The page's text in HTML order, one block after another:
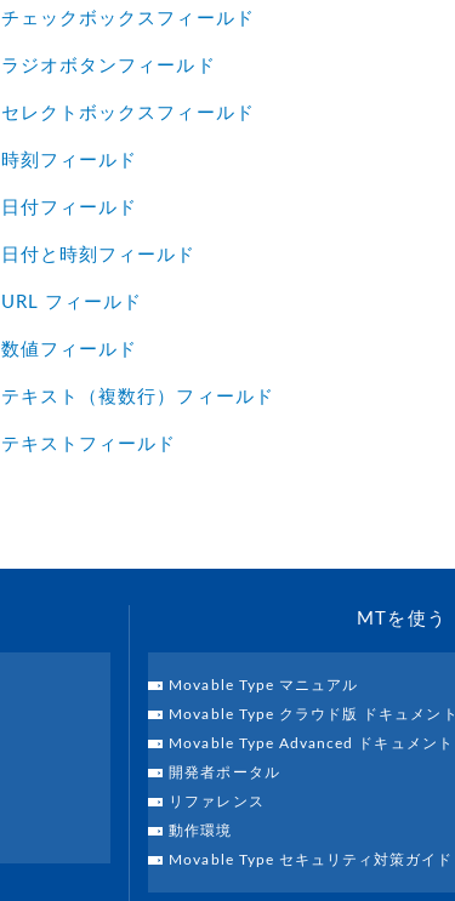
チェックボックスフィールド
ラジオボタンフィールド
セレクトボックスフィールド
時刻フィールド
日付フィールド
日付と時刻フィールド
URL フィールド
数値フィールド
テキスト（複数行）フィールド
テキストフィールド
MTを使う
Movable Type マニュアル
Movable Type クラウド版 ドキュメント
Movable Type Advanced ドキュメント
開発者ポータル
リファレンス
動作環境
Movable Type セキュリティ対策ガイド